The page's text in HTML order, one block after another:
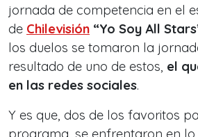
jornada de competencia en el
de Chilevisión “Yo Soy All
los duelos se tomaron la
resultado de uno de estos, el
en las redes sociales.
Y es que, dos de los favoritos